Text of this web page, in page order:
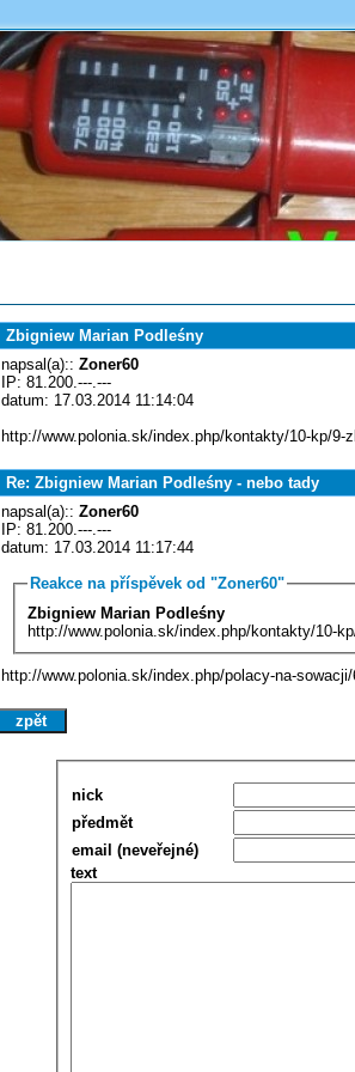
Zbigniew Marian Podleśny
napsal(a):: Zoner60
IP: 81.200.---.---
datum: 17.03.2014 11:14:04
http://www.polonia.sk/index.php/kontakty/10-kp/9-
Re: Zbigniew Marian Podleśny - nebo tady
napsal(a):: Zoner60
IP: 81.200.---.---
datum: 17.03.2014 11:17:44
Reakce na příspěvek od "Zoner60"
Zbigniew Marian Podleśny
http://www.polonia.sk/index.php/kontakty/10-
http://www.polonia.sk/index.php/polacy-na-
nick
předmět
email (neveřejné)
text